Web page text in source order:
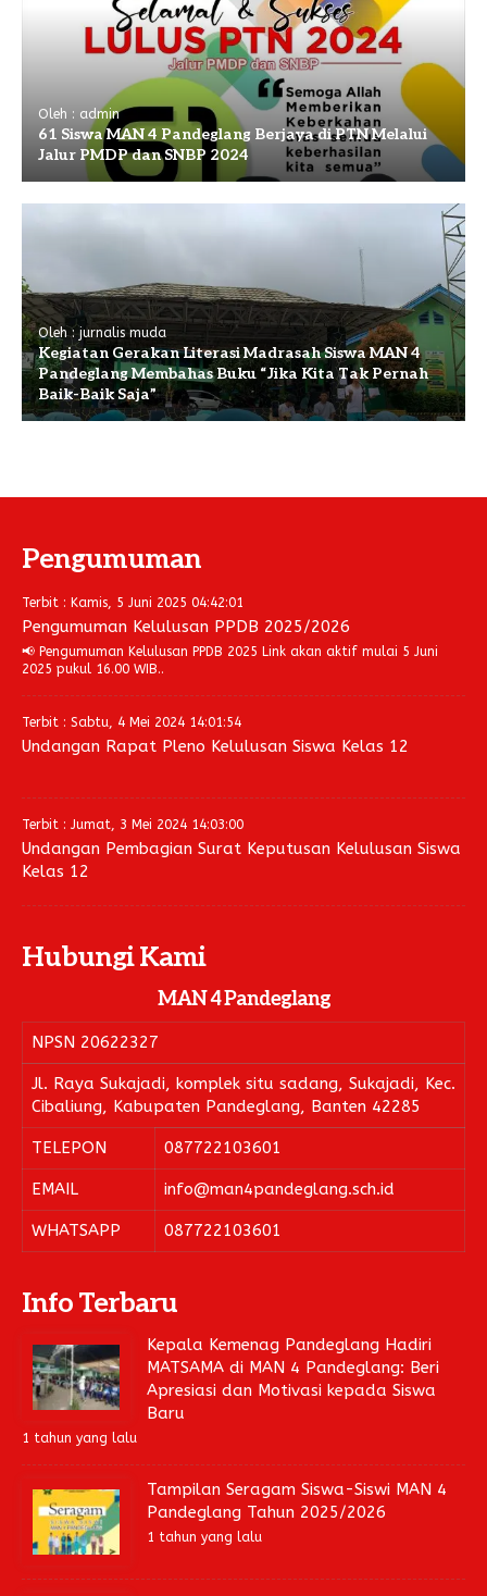
Oleh : admin
61 Siswa MAN 4 Pandeglang Berjaya di PTN Melalui
Jalur PMDP dan SNBP 2024
Oleh : jurnalis muda
Kegiatan Gerakan Literasi Madrasah Siswa MAN 4
Pandeglang Membahas Buku “Jika Kita Tak Pernah
Baik-Baik Saja”
Pengumuman
Terbit : Kamis, 5 Juni 2025 04:42:01
Pengumuman Kelulusan PPDB 2025/2026
📢 Pengumuman Kelulusan PPDB 2025 Link akan aktif mulai 5 Juni
2025 pukul 16.00 WIB..
Terbit : Sabtu, 4 Mei 2024 14:01:54
Undangan Rapat Pleno Kelulusan Siswa Kelas 12
Terbit : Jumat, 3 Mei 2024 14:03:00
Undangan Pembagian Surat Keputusan Kelulusan Siswa
Kelas 12
Hubungi Kami
MAN 4 Pandeglang
NPSN 20622327
Jl. Raya Sukajadi, komplek situ sadang, Sukajadi, Kec.
Cibaliung, Kabupaten Pandeglang, Banten 42285
TELEPON 087722103601
EMAIL info@man4pandeglang.sch.id
WHATSAPP 087722103601
Info Terbaru
Kepala Kemenag Pandeglang Hadiri
MATSAMA di MAN 4 Pandeglang: Beri
Apresiasi dan Motivasi kepada Siswa
Baru
1 tahun yang lalu
Tampilan Seragam Siswa-Siswi MAN 4
Pandeglang Tahun 2025/2026
1 tahun yang lalu